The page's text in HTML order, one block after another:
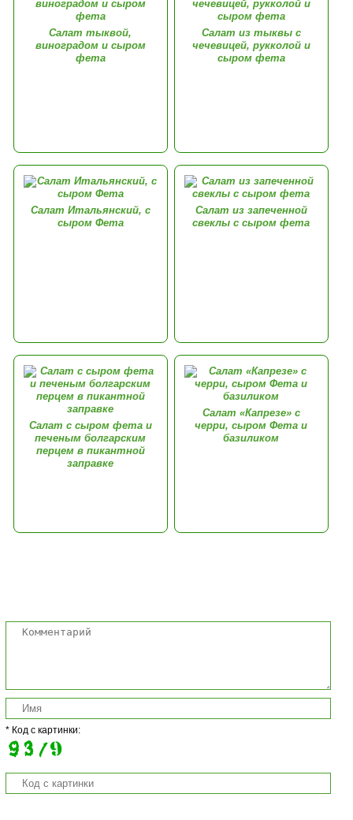
Салат тыквой,
виноградом и сыром
фета
Салат из тыквы с
чечевицей, рукколой и
сыром фета
Салат Итальянский, с
сыром Фета
Салат из запеченной
свеклы с сыром фета
Салат с сыром фета и
печеным болгарским
перцем в пикантной
заправке
Салат «Капрезе» с
черри, сыром Фета и
базиликом
* Код с картинки: